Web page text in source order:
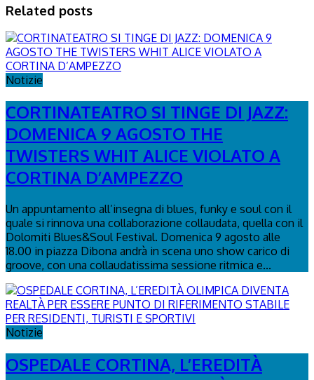
Related posts
Notizie
CORTINATEATRO SI TINGE DI JAZZ:
DOMENICA 9 AGOSTO THE
TWISTERS WHIT ALICE VIOLATO A
CORTINA D’AMPEZZO
Un appuntamento all’insegna di blues, funky e soul con il
quale si rinnova una collaborazione collaudata, quella con il
Dolomiti Blues&Soul Festival. Domenica 9 agosto alle
18.00 in piazza Dibona andrà in scena uno show carico di
groove, con una collaudatissima sessione ritmica e...
Notizie
OSPEDALE CORTINA, L’EREDITÀ